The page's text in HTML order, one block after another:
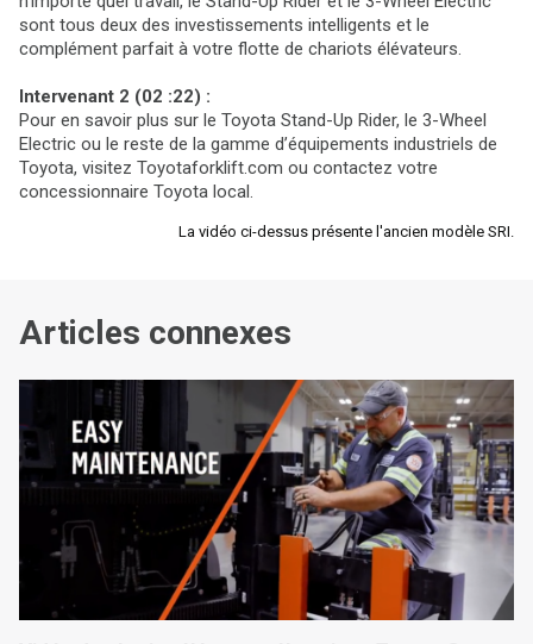
sont tous deux des investissements intelligents et le
complément parfait à votre flotte de chariots élévateurs.
Intervenant 2 (02 :22) :
Pour en savoir plus sur le Toyota Stand-Up Rider, le 3-Wheel
Electric ou le reste de la gamme d’équipements industriels de
Toyota, visitez Toyotaforklift.com ou contactez votre
concessionnaire Toyota local.
La vidéo ci-dessus présente l'ancien modèle SRI.
Articles connexes